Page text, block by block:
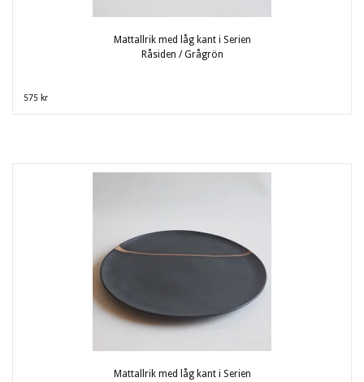
Mattallrik med låg kant i Serien
Råsiden / Grågrön
575 kr
Mattallrik med låg kant i Serien